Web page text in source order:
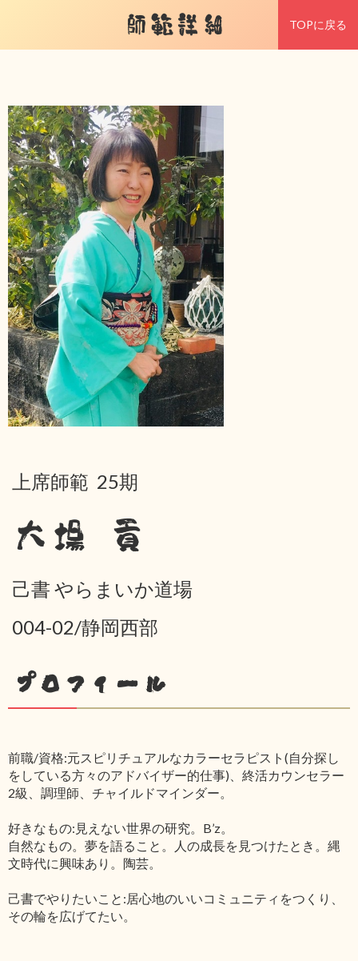
師範詳細 TOPに戻る
上席師範 25期
大場 貢
己書 やらまいか道場
004-02/静岡西部
プロフィール
前職/資格:元スピリチュアルなカラーセラピスト(自分探し
をしている方々のアドバイザー的仕事)、終活カウンセラー
2級、調理師、チャイルドマインダー。
好きなもの:見えない世界の研究。B’z。
自然なもの。夢を語ること。人の成長を見つけたとき。縄
文時代に興味あり。陶芸。
己書でやりたいこと:居心地のいいコミュニティをつくり、
その輪を広げてたい。